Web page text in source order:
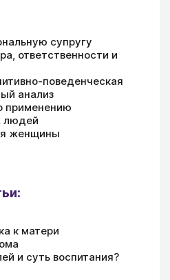
супругу
ответственности и
поведенческая
анализ
применению
людей
женщины
к матери
и суть воспитания?